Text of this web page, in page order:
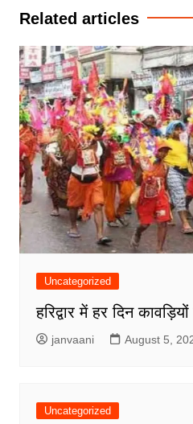
Related articles
Uncategorized
हरिद्वार में हर दिन
janvaani August 5,
Uncategorized